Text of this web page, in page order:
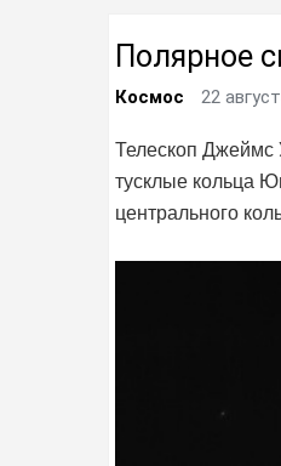
Полярное
Космос 22
Телескоп Джеймс
тусклые кольца
центрального